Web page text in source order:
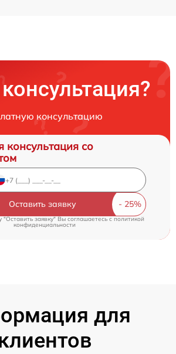
консультацию
консультация со
Оставить заявку
заявку" Вы соглашаетесь c политикой
конфиденциальности
для